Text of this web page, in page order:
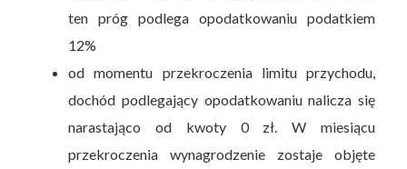
ten próg podlega opodatkowaniu podatkiem
12%
od momentu przekroczenia limitu przychodu,
dochód podlegający opodatkowaniu nalicza się
narastająco od kwoty 0 zł. W miesiącu
przekroczenia wynagrodzenie zostaje objęte